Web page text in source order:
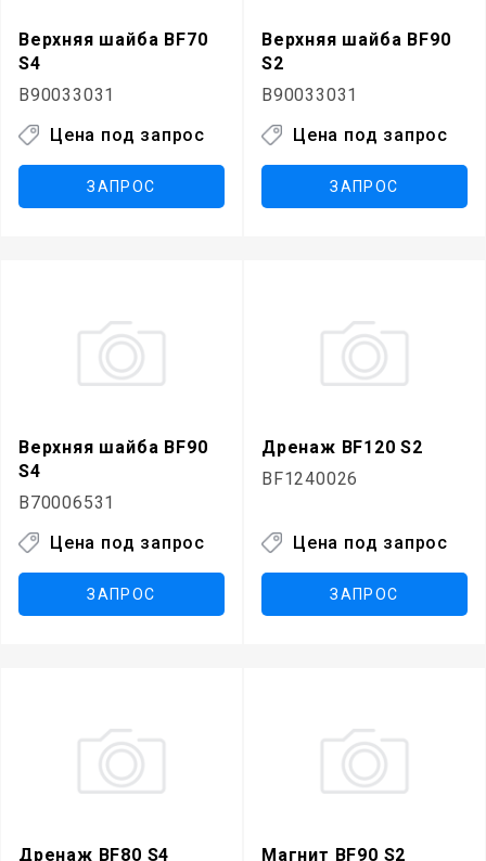
Верхняя шайба BF70
S4
B90033031
Цена под запрос
ЗАПРОС
Верхняя шайба BF90
S2
B90033031
Цена под запрос
ЗАПРОС
Верхняя шайба BF90
S4
B70006531
Цена под запрос
ЗАПРОС
Дренаж BF120 S2
BF1240026
Цена под запрос
ЗАПРОС
Дренаж BF80 S4
Магнит BF90 S2